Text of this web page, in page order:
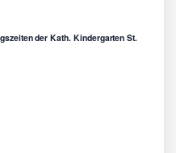
der Kath. Kindergarten St.